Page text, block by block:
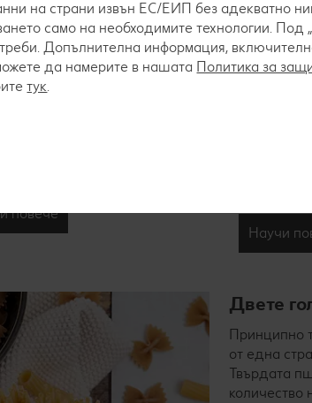
повече
твърда
яйца.
Научи
Двете
Принципно
от една
Твърдата
количество
на страни извън ЕС/ЕИП без адекватно
само на необходимите технологии.
Допълнителна информация,
да намерите в нашата Политика за
тук.